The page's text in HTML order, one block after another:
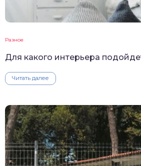
Разное
Для какого интерьера
Читать далее